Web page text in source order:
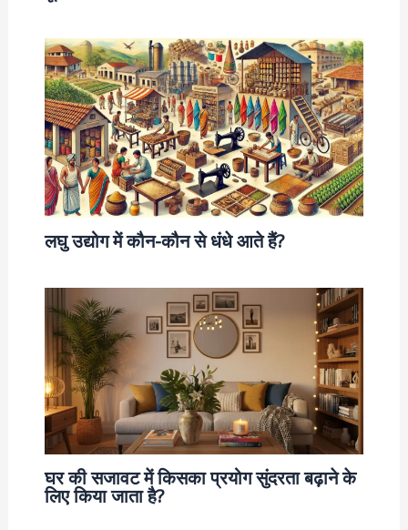
लघु उद्योग में कौन-कौन से धंधे आते हैं?
घर की सजावट में किसका प्रयोग सुंदरता बढ़ाने के
लिए किया जाता है?